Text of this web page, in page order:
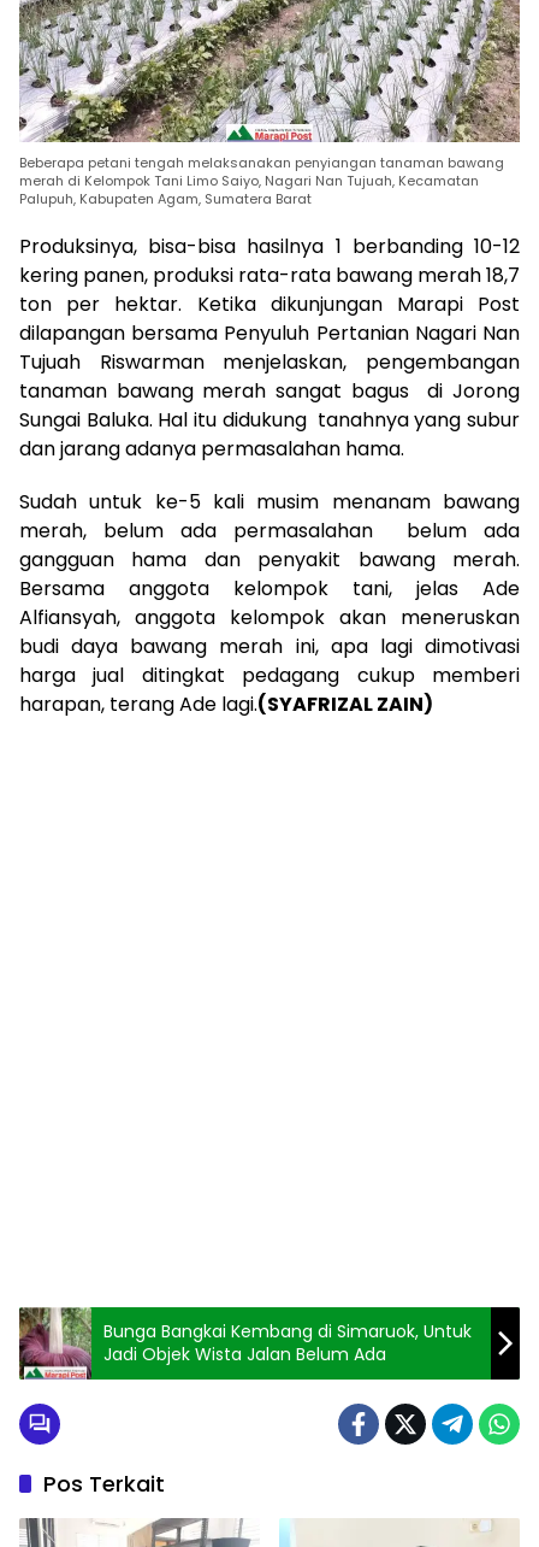
Beberapa petani tengah melaksanakan penyiangan tanaman bawang
merah di Kelompok Tani Limo Saiyo, Nagari Nan Tujuah, Kecamatan
Palupuh, Kabupaten Agam, Sumatera Barat
Produksinya, bisa-bisa hasilnya 1 berbanding 10-12
kering panen, produksi rata-rata bawang merah 18,7
ton per hektar. Ketika dikunjungan Marapi Post
dilapangan bersama Penyuluh Pertanian Nagari Nan
Tujuah Riswarman menjelaskan, pengembangan
tanaman bawang merah sangat bagus di Jorong
Sungai Baluka. Hal itu didukung tanahnya yang subur
dan jarang adanya permasalahan hama.
Sudah untuk ke-5 kali musim menanam bawang
merah, belum ada permasalahan belum ada
gangguan hama dan penyakit bawang merah.
Bersama anggota kelompok tani, jelas Ade
Alfiansyah, anggota kelompok akan meneruskan
budi daya bawang merah ini, apa lagi dimotivasi
harga jual ditingkat pedagang cukup memberi
harapan, terang Ade lagi.(SYAFRIZAL ZAIN)
Bunga Bangkai Kembang di Simaruok, Untuk
Jadi Objek Wista Jalan Belum Ada
Pos Terkait